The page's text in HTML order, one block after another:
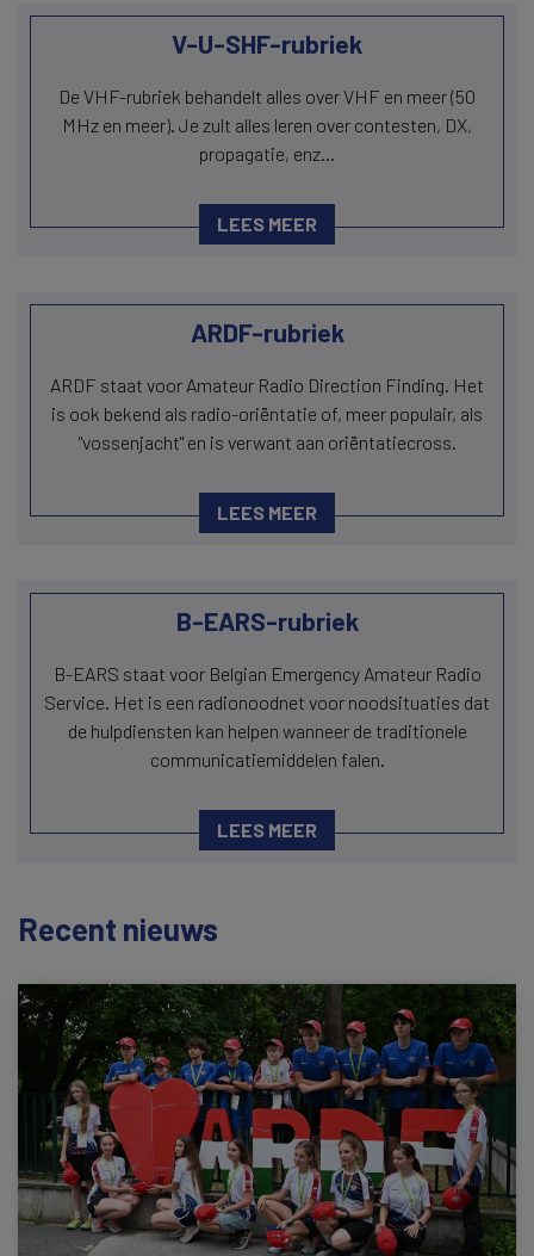
V-U-SHF-rubriek
De VHF-rubriek behandelt alles over VHF en meer (50
MHz en meer). Je zult alles leren over contesten, DX,
propagatie, enz...
LEES MEER
ARDF-rubriek
ARDF staat voor Amateur Radio Direction Finding. Het
is ook bekend als radio-oriëntatie of, meer populair, als
"vossenjacht" en is verwant aan oriëntatiecross.
LEES MEER
B-EARS-rubriek
B-EARS staat voor Belgian Emergency Amateur Radio
Service. Het is een radionoodnet voor noodsituaties dat
de hulpdiensten kan helpen wanneer de traditionele
communicatiemiddelen falen.
LEES MEER
Recent nieuws